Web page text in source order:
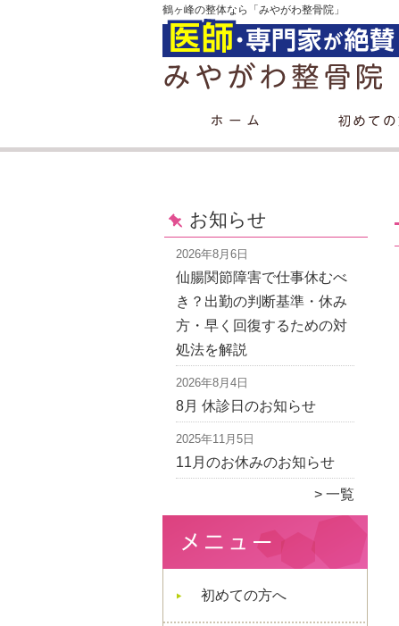
鶴ヶ峰の整体なら「みやがわ整骨院」
お知らせ
2026年8月6日
仙腸関節障害で仕事休むべ
き？出勤の判断基準・休み
方・早く回復するための対
処法を解説
2026年8月4日
8月 休診日のお知らせ
2025年11月5日
11月のお休みのお知らせ
一覧
初めての方へ